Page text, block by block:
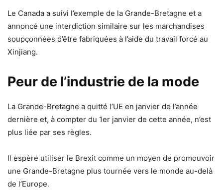
Le Canada a suivi l’exemple de la Grande-Bretagne et a
annoncé une interdiction similaire sur les marchandises
soupçonnées d’être fabriquées à l’aide du travail forcé au
Xinjiang.
Peur de l’industrie de la mode
La Grande-Bretagne a quitté l’UE en janvier de l’année
dernière et, à compter du 1er janvier de cette année, n’est
plus liée par ses règles.
Il espère utiliser le Brexit comme un moyen de promouvoir
une Grande-Bretagne plus tournée vers le monde au-delà
de l’Europe.